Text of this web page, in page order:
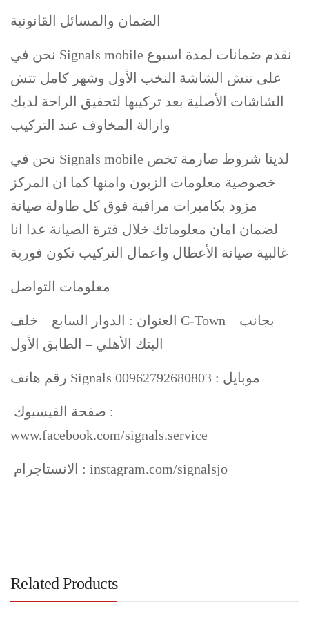
الضمان والمسائل القانونية
نحن في Signals mobile نقدم ضمانات لمدة اسبوع
على تتش الشاشة النخب الأول وشهر كامل تتش
الشاشات الأصلية بعد تركيبها لتحقيق الراحة لديك
وازالة المخاوف عند التركيب
نحن في Signals mobile لدينا شروط صارمة تخص
خصوصية معلومات الزبون وامنها كما ان المركز
مزود بكاميرات مراقبة فوق كل طاولة صيانة
لضمان امان معلوماتك خلال فترة الصيانة عدا انا
غالبية صيانة الأعطال واعمال التركيب تكون فورية
معلومات التواصل
العنوان : الدوار السابع – خلف C-Town – بجانب
البنك الأهلي – الطابق الأول
رقم هاتف Signals موبايل : 00962792680803
www.facebook.com/signals.service
الانستاجرام : instagram.com/signalsjo
Related Products